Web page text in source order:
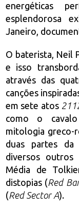
energéticas
esplendorosa
Janeiro,
O baterista, Neil
e isso
através das
canções
em sete atos
como o
mitologia greco-
duas partes da
diversos
Média de
distopias (Red
(Red Sector A).